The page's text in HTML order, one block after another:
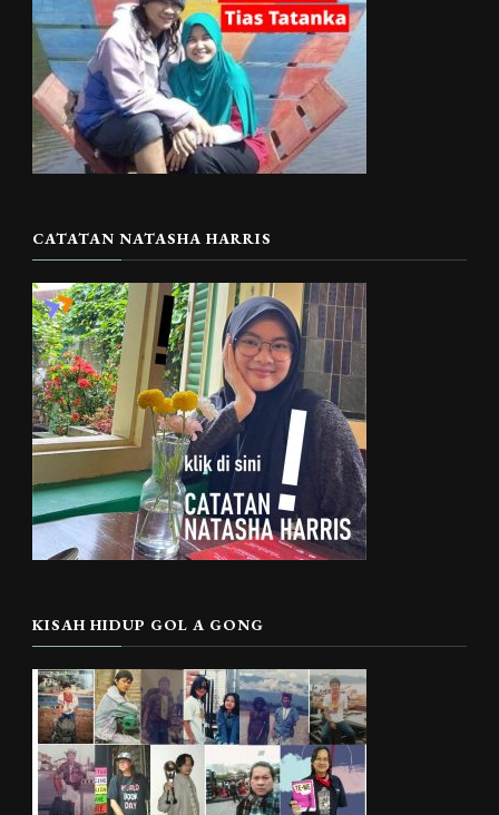
CATATAN NATASHA HARRIS
KISAH HIDUP GOL A GONG